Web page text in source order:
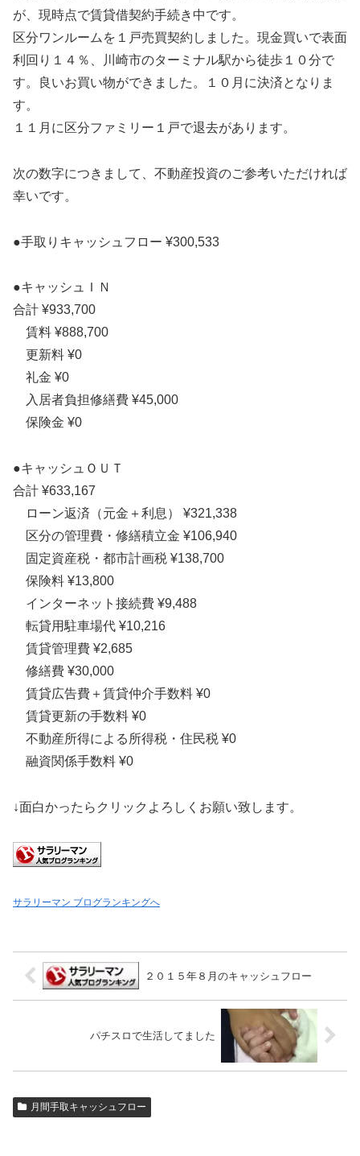
が、現時点で賃貸借契約手続き中です。
区分ワンルームを１戸売買契約しました。現金買いで表面
利回り１４％、川崎市のターミナル駅から徒歩１０分で
す。良いお買い物ができました。１０月に決済となりま
す。
１１月に区分ファミリー１戸で退去があります。
次の数字につきまして、不動産投資のご参考いただければ
幸いです。
●手取りキャッシュフロー ¥300,533
●キャッシュＩＮ
合計 ¥933,700
賃料 ¥888,700
更新料 ¥0
礼金 ¥0
入居者負担修繕費 ¥45,000
保険金 ¥0
●キャッシュＯＵＴ
合計 ¥633,167
ローン返済（元金＋利息） ¥321,338
区分の管理費・修繕積立金 ¥106,940
固定資産税・都市計画税 ¥138,700
保険料 ¥13,800
インターネット接続費 ¥9,488
転貸用駐車場代 ¥10,216
賃貸管理費 ¥2,685
修繕費 ¥30,000
賃貸広告費＋賃貸仲介手数料 ¥0
賃貸更新の手数料 ¥0
不動産所得による所得税・住民税 ¥0
融資関係手数料 ¥0
↓面白かったらクリックよろしくお願い致します。
サラリーマン ブログランキングへ
２０１５年８月のキャッシュフロー
パチスロで生活してました
月間手取キャッシュフロー